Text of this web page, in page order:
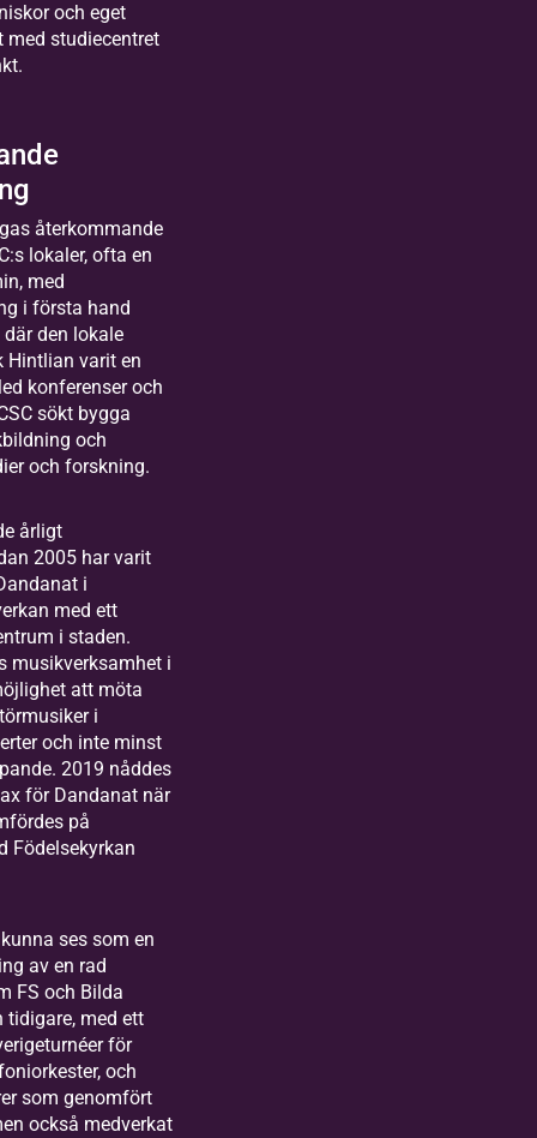
och eget
med studiecentret
återkommande
lokaler, ofta en
med
i första hand
den lokale
Hintlian varit en
konferenser och
sökt bygga
och
och forskning.
årligt
2005 har varit
i
med ett
i staden.
musikverksamhet i
att möta
i
och inte minst
2019 nåddes
för Dandanat när
på
Födelsekyrkan
ses som en
av en rad
FS och Bilda
tidigare, med ett
för
och
som genomfört
också medverkat